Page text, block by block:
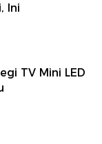
Ini
TV Mini LED